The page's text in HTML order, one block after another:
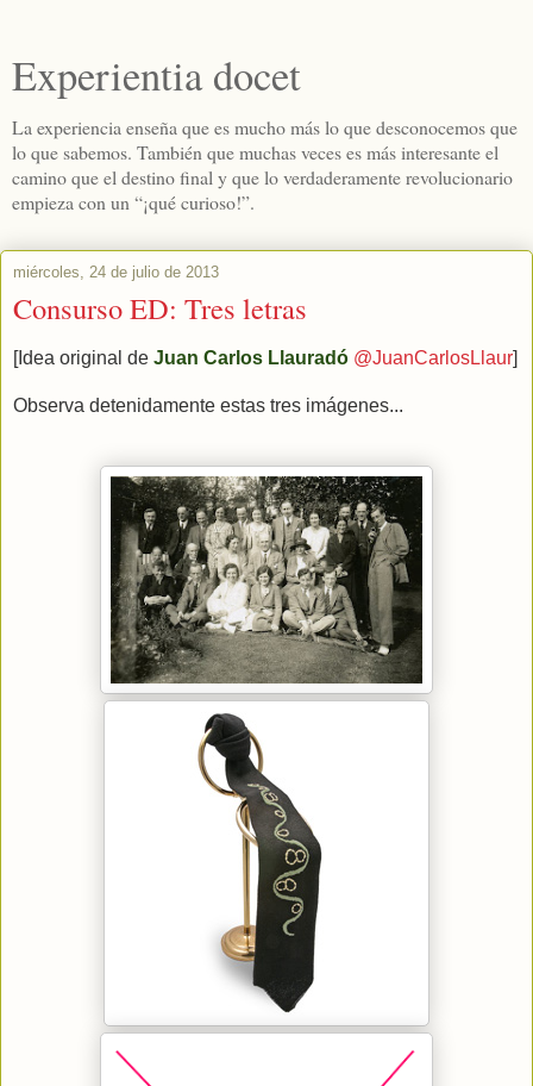
Experientia docet
La experiencia enseña que es mucho más lo que desconocemos que
lo que sabemos. También que muchas veces es más interesante el
camino que el destino final y que lo verdaderamente revolucionario
empieza con un “¡qué curioso!”.
miércoles, 24 de julio de 2013
Consurso ED: Tres letras
[Idea original de Juan Carlos Llauradó @JuanCarlosLlaur]
Observa detenidamente estas tres imágenes...